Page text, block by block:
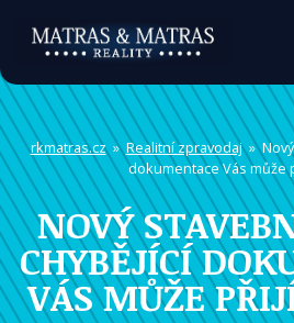
rkmatras.cz»Realitní zpravodaj» Nový
dokumentace Vás může
NOVÝ
CHYBĚJÍCÍ
VÁS MŮŽE